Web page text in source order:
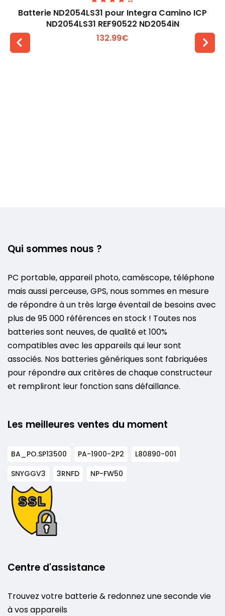
Batterie ND2054LS31 pour Integra Camino ICP
ND2054LS31 REF90522 ND2054iN
132.99€
Qui sommes nous ?
PC portable, appareil photo, caméscope, téléphone
mais aussi perceuse, GPS, nous sommes en mesure
de répondre à un très large éventail de besoins avec
plus de 95 000 références en stock ! Toutes nos
batteries sont neuves, de qualité et 100%
compatibles avec les appareils qui leur sont
associés. Nos batteries génériques sont fabriquées
pour répondre aux critères de chaque constructeur
et rempliront leur fonction sans défaillance.
Les meilleures ventes du moment
BA_PO.SP13500 PA-1900-2P2
L80890-001
SNYGGV3
3RNFD NP-FW50
Centre d'assistance
Trouvez votre batterie & redonnez une seconde vie
à vos appareils